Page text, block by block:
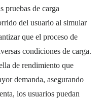
pruebas de carga
del usuario al simular
que el proceso de
condiciones de carga.
de rendimiento que
demanda, asegurando
los usuarios puedan